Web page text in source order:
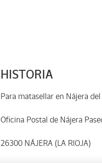
HISTORIA
Para matasellar en Nájera
Oficina Postal de Nájera
26300 NÁJERA (LA RIOJA)